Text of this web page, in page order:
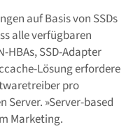
auf Basis von SSDs
alle verfügbaren
HBAs, SSD-Adapter
Lösung erfordere
pro
»Server-based
Marketing.